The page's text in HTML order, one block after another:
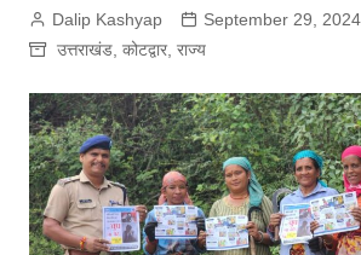
Dalip Kashyap September 29, 2024
उत्तराखंड, कोटद्वार, राज्य